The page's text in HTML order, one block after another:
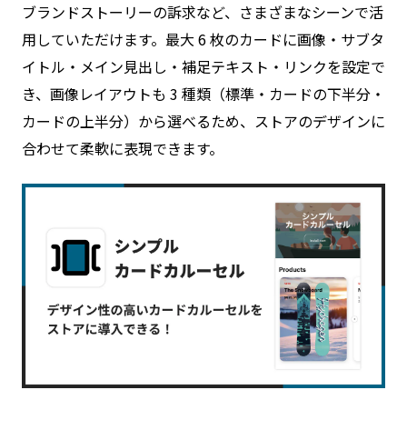
ブランドストーリーの訴求など、さまざまなシーンで活
用していただけます。最大 6 枚のカードに画像・サブタ
イトル・メイン見出し・補足テキスト・リンクを設定で
き、画像レイアウトも 3 種類（標準・カードの下半分・
カードの上半分）から選べるため、ストアのデザインに
合わせて柔軟に表現できます。